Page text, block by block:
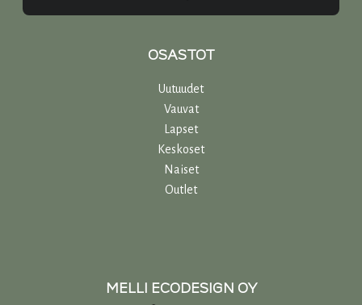
OSASTOT
Uutuudet
Vauvat
Lapset
Keskoset
Naiset
Outlet
MELLI ECODESIGN OY